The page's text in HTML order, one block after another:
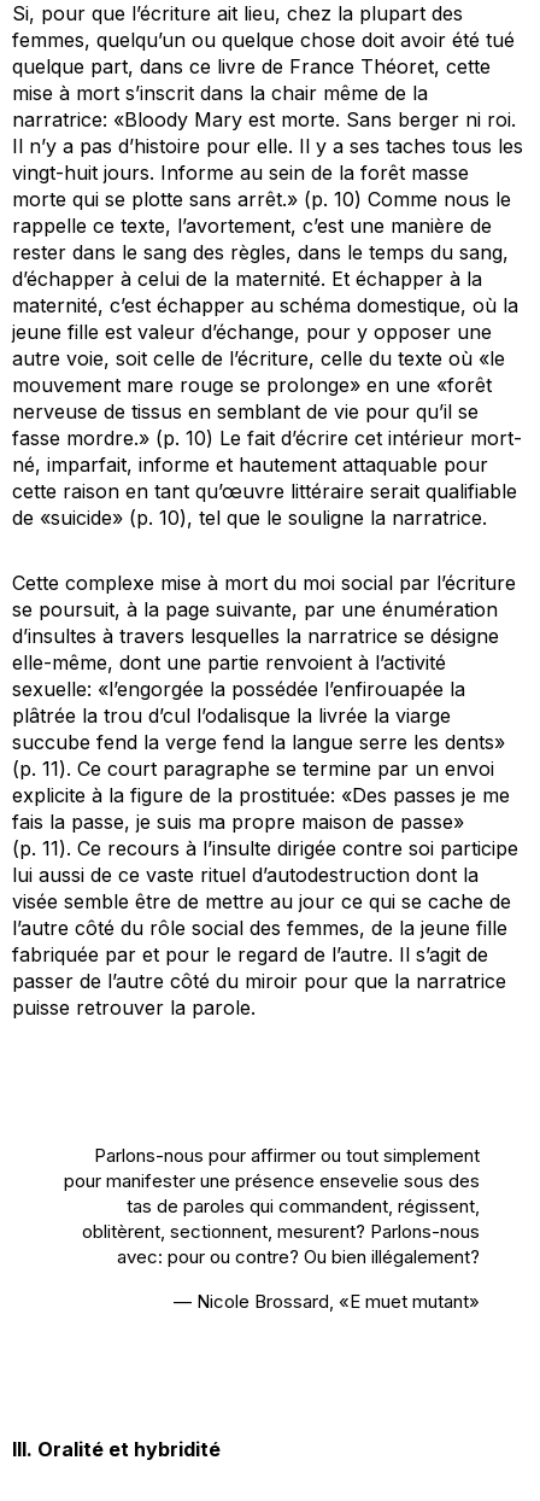
Si, pour que l’écriture ait lieu, chez la plupart des
femmes, quelqu’un ou quelque chose doit avoir été tué
quelque part, dans ce livre de France Théoret, cette
mise à mort s’inscrit dans la chair même de la
narratrice: «Bloody Mary est morte. Sans berger ni roi.
Il n’y a pas d’histoire pour elle. Il y a ses taches tous les
vingt-huit jours. Informe au sein de la forêt masse
morte qui se plotte sans arrêt.» (p. 10) Comme nous le
rappelle ce texte, l’avortement, c’est une manière de
rester dans le sang des règles, dans le temps du sang,
d’échapper à celui de la maternité. Et échapper à la
maternité, c’est échapper au schéma domestique, où la
jeune fille est valeur d’échange, pour y opposer une
autre voie, soit celle de l’écriture, celle du texte où «le
mouvement mare rouge se prolonge» en une «forêt
nerveuse de tissus en semblant de vie pour qu’il se
fasse mordre.» (p. 10) Le fait d’écrire cet intérieur mort-
né, imparfait, informe et hautement attaquable pour
cette raison en tant qu’œuvre littéraire serait qualifiable
de «suicide» (p. 10), tel que le souligne la narratrice.
Cette complexe mise à mort du moi social par l’écriture
se poursuit, à la page suivante, par une énumération
d’insultes à travers lesquelles la narratrice se désigne
elle-même, dont une partie renvoient à l’activité
sexuelle: «l’engorgée la possédée l’enfirouapée la
plâtrée la trou d’cul l’odalisque la livrée la viarge
succube fend la verge fend la langue serre les dents»
(p. 11). Ce court paragraphe se termine par un envoi
explicite à la figure de la prostituée: «Des passes je me
fais la passe, je suis ma propre maison de passe»
(p. 11). Ce recours à l’insulte dirigée contre soi participe
lui aussi de ce vaste rituel d’autodestruction dont la
visée semble être de mettre au jour ce qui se cache de
l’autre côté du rôle social des femmes, de la jeune fille
fabriquée par et pour le regard de l’autre. Il s’agit de
passer de l’autre côté du miroir pour que la narratrice
puisse retrouver la parole.
Parlons-nous pour affirmer ou tout simplement
pour manifester une présence ensevelie sous des
tas de paroles qui commandent, régissent,
oblitèrent, sectionnent, mesurent? Parlons-nous
avec: pour ou contre? Ou bien illégalement?
— Nicole Brossard, «E muet mutant»
III. Oralité et hybridité